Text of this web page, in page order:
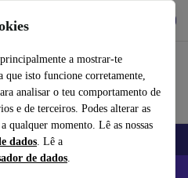
a mostrar-te
que isto funcione corretamente,
analisar o teu comportamento de
e de terceiros. Podes alterar as
a qualquer momento. Lê as nossas
dados. Lê a
de dados.
Yoga Bicicletas
iPhones – Código: